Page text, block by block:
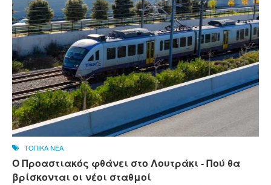
ΤΟΠΙΚΑ ΝΕΑ
Ο Προαστιακός φθάνει στο Λουτράκι - Πού θα
βρίσκονται οι νέοι σταθμοί